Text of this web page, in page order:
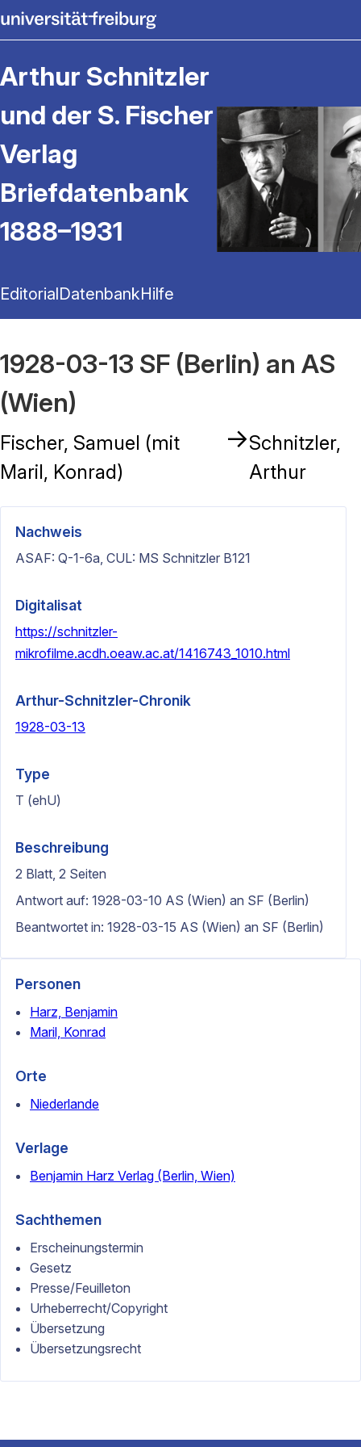
Arthur Schnitzler
und der S. Fischer
Verlag
Briefdatenbank
1888–1931
EditorialDatenbankHilfe
1928-03-13 SF (Berlin) an AS
(Wien)
Fischer, Samuel (mit
Maril, Konrad)
→Schnitzler,
Arthur
Nachweis
ASAF: Q-1-6a, CUL: MS Schnitzler B121
Digitalisat
https://schnitzler-
mikrofilme.acdh.oeaw.ac.at/1416743_1010.html
Arthur-Schnitzler-Chronik
1928-03-13
Type
T (ehU)
Beschreibung
2 Blatt, 2 Seiten
Antwort auf: 1928-03-10 AS (Wien) an SF (Berlin)
Beantwortet in: 1928-03-15 AS (Wien) an SF (Berlin)
Personen
Harz, Benjamin
Maril, Konrad
Orte
Niederlande
Verlage
Benjamin Harz Verlag (Berlin, Wien)
Sachthemen
Erscheinungstermin
Gesetz
Presse/Feuilleton
Urheberrecht/Copyright
Übersetzung
Übersetzungsrecht